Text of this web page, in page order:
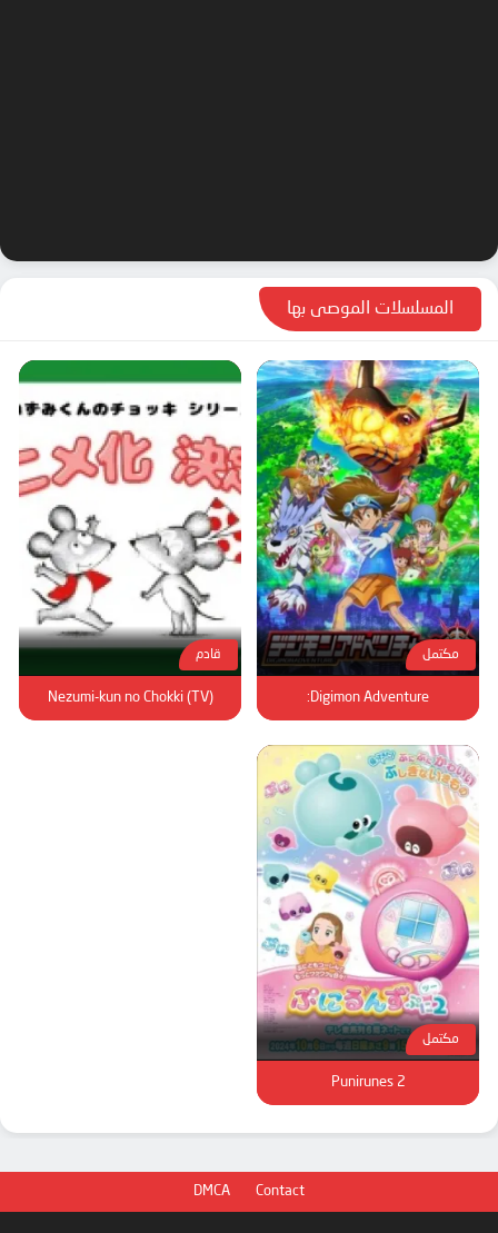
المسلسلات الموصى بها
مكتمل
Digimon Adventure:
قادم
Nezumi-kun no Chokki (TV)
مكتمل
Punirunes 2
DMCA Contact